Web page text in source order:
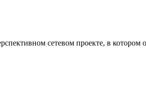
сетевом проекте, в